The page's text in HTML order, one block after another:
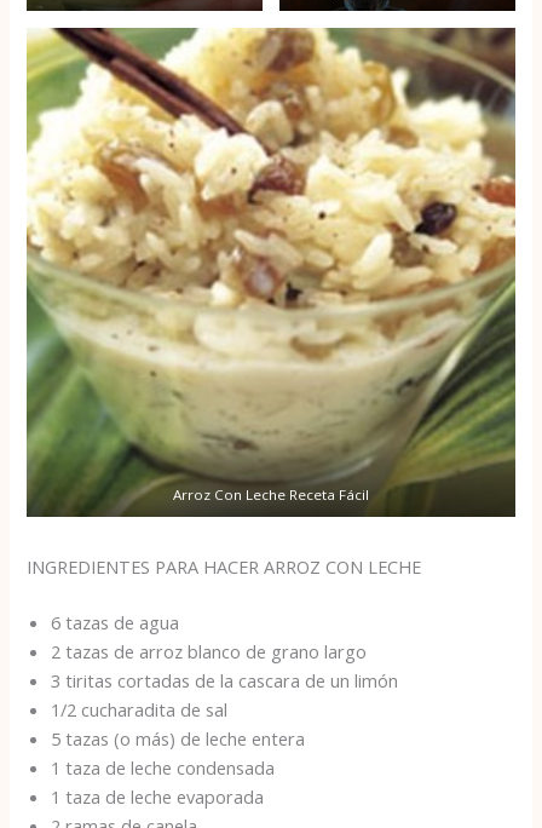
Arroz Con Leche Receta Fácil
INGREDIENTES PARA HACER ARROZ CON LECHE
6 tazas de agua
2 tazas de arroz blanco de grano largo
3 tiritas cortadas de la cascara de un limón
1/2 cucharadita de sal
5 tazas (o más) de leche entera
1 taza de leche condensada
1 taza de leche evaporada